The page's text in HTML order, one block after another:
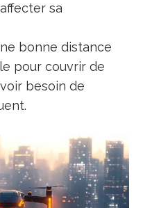
sa
bonne distance
pour couvrir de
besoin de